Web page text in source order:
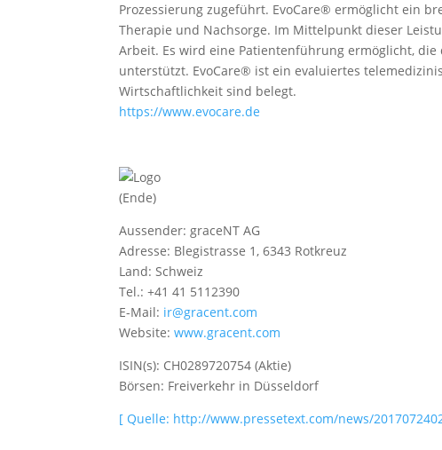
Prozessierung zugeführt. EvoCare® ermöglicht ein
Therapie und Nachsorge. Im Mittelpunkt dieser
Arbeit. Es wird eine Patientenführung ermöglicht,
unterstützt. EvoCare® ist ein evaluiertes
Wirtschaftlichkeit sind belegt.
https://www.evocare.de
(Ende)
Aussender: graceNT AG
Adresse: Blegistrasse 1, 6343 Rotkreuz
Land: Schweiz
Tel.: +41 41 5112390
E-Mail: ir@gracent.com
Website:www.gracent.com
ISIN(s): CH0289720754 (Aktie)
Börsen: Freiverkehr in Düsseldorf
[ Quelle: http://www.pressetext.com/news/